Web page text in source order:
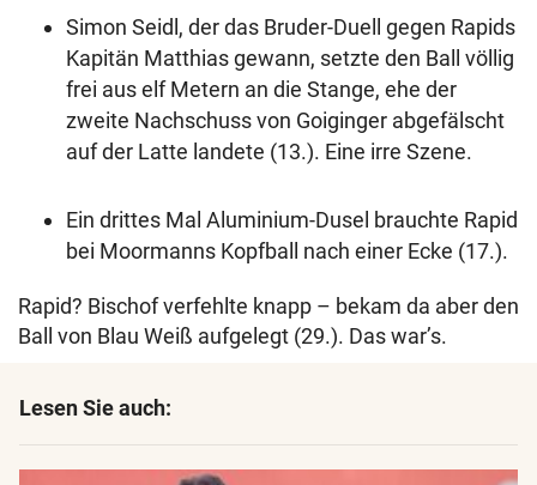
Simon Seidl, der das Bruder-Duell gegen Rapids
Kapitän Matthias gewann, setzte den Ball völlig
frei aus elf Metern an die Stange, ehe der
zweite Nachschuss von Goiginger abgefälscht
auf der Latte landete (13.). Eine irre Szene.
Ein drittes Mal Aluminium-Dusel brauchte Rapid
bei Moormanns Kopfball nach einer Ecke (17.).
Rapid? Bischof verfehlte knapp – bekam da aber den
Ball von Blau Weiß aufgelegt (29.). Das war’s.
Lesen Sie auch: